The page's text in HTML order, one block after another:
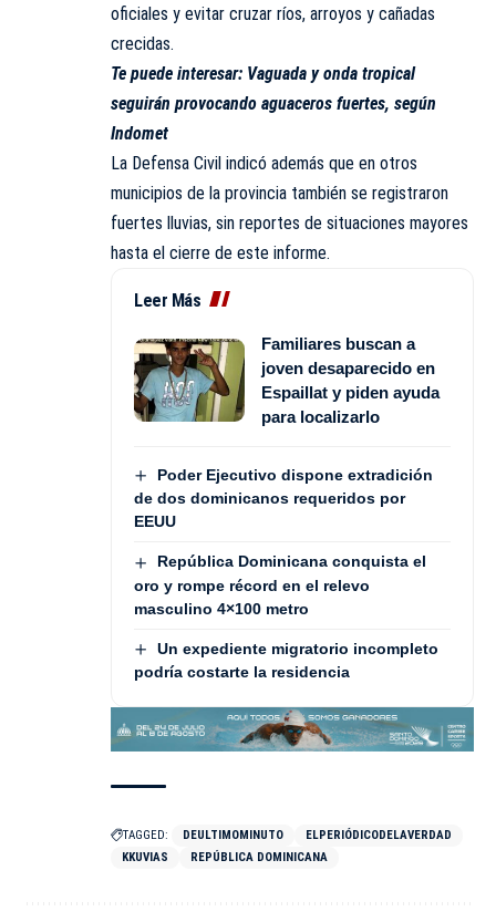
oficiales y evitar cruzar ríos, arroyos y cañadas
crecidas.
Te puede interesar: Vaguada y onda tropical
seguirán provocando aguaceros fuertes, según
Indomet
La Defensa Civil indicó además que en otros
municipios de la provincia también se registraron
fuertes lluvias, sin reportes de situaciones mayores
hasta el cierre de este informe.
Leer Más
Familiares buscan a
joven desaparecido en
Espaillat y piden ayuda
para localizarlo
Poder Ejecutivo dispone extradición
de dos dominicanos requeridos por
EEUU
República Dominicana conquista el
oro y rompe récord en el relevo
masculino 4×100 metro
Un expediente migratorio incompleto
podría costarte la residencia
TAGGED: DEULTIMOMINUTO
ELPERIÓDICODELAVERDAD
KKUVIAS
REPÚBLICA DOMINICANA